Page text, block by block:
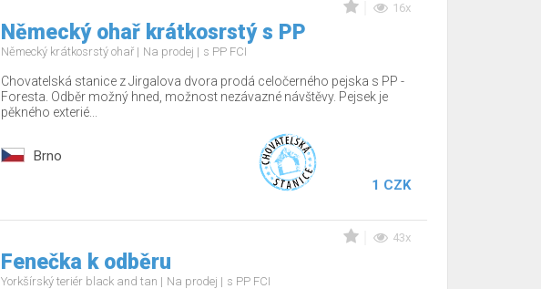
16x
Německý ohař krátkosrstý s PP
Německý krátkosrstý ohař Na prodej s PP FCI
Chovatelská stanice z Jirgalova dvora prodá celočerného pejska s PP -
Foresta. Odběr možný hned, možnost nezávazné návštěvy. Pejsek je
pěkného exterié...
Brno
1 CZK
43x
Fenečka k odběru
Yorkšírský teriér black and tan Na prodej s PP FCI